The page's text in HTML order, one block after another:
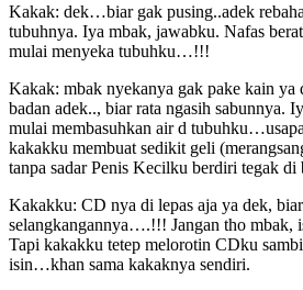
Kakak: dek…biar gak pusing..adek
tubuhnya. Iya mbak, jawabku. Nafas
mulai menyeka tubuhku…!!!
Kakak: mbak nyekanya gak pake kain
badan adek.., biar rata ngasih sabunnya.
mulai membasuhkan air d
kakakku membuat sedikit geli
tanpa sadar Penis Kecilku berdiri tegak di
Kakakku: CD nya di lepas aja ya dek,
selangkangannya….!!! Jangan tho
Tapi kakakku tetep melorotin CDku
isin…khan sama kakaknya sendiri.